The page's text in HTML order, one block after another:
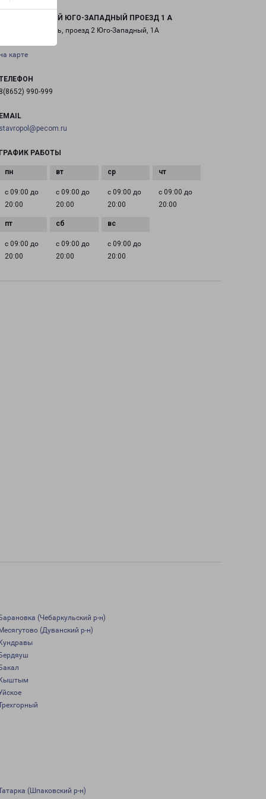
2-Й ЮГО-ЗАПАДНЫЙ ПРОЕЗД 1 А
Ставрополь, проезд 2 Юго-Западный, 1А
карте
990-999
РАБОТЫ
с 09:00 до
20:00
с 09:00 до
20:00
с 09:00 до
20:00
с 09:00 до
20:00
с 09:00 до
20:00
с 09:00 до
20:00
с 09:00 до
20:00
(Чебаркульский р-н)
(Дуванский р-н)
(Шпаковский р-н)